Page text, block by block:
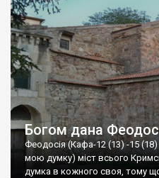
Богом дана
Феодосія (Кафа-12 (13) -15 (18)
мою думку) міст всього
думка в кожного своя, тому